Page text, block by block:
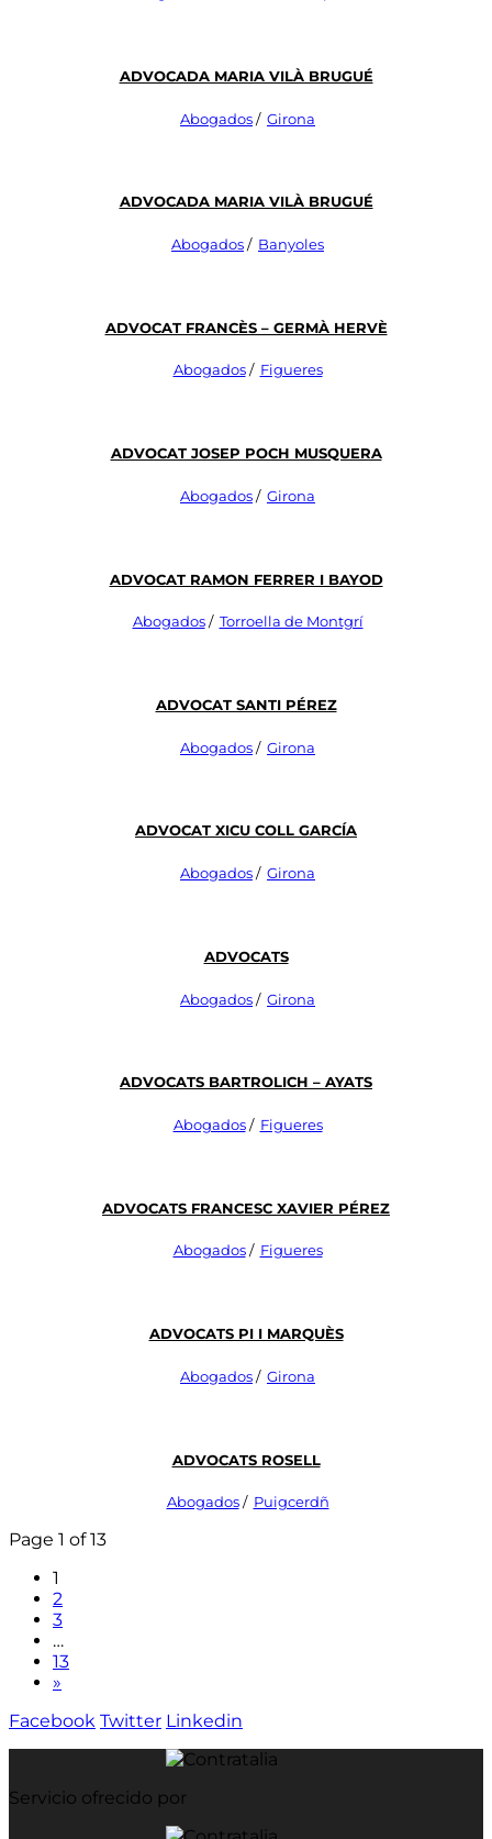
Advocada Maria Vilà Brugué
Abogados/ Girona
Advocada Maria Vilà Brugué
Abogados/ Banyoles
Advocat Francès – Germà Hervè
Abogados/ Figueres
Advocat Josep Poch Musquera
Abogados/ Girona
Advocat Ramon Ferrer I Bayod
Abogados/ Torroella de Montgrí
Advocat Santi Pérez
Abogados/ Girona
Advocat Xicu Coll García
Abogados/ Girona
ADVOCATS
Abogados/ Girona
ADVOCATS BARTROLICH – AYATS
Abogados/ Figueres
ADVOCATS FRANCESC XAVIER PÉREZ
Abogados/ Figueres
Advocats Pi I Marquès
Abogados/ Girona
Advocats Rosell
Abogados/ Puigcerdñ
Page 1 of 13
1
2
3
…
13
»
Facebook Twitter Linkedin
Servicio ofrecido por